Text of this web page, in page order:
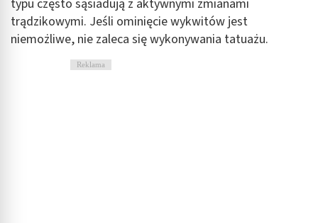
typu często sąsiadują z aktywnymi zmianami
trądzikowymi. Jeśli ominięcie wykwitów jest
niemożliwe, nie zaleca się wykonywania tatuażu.
Reklama